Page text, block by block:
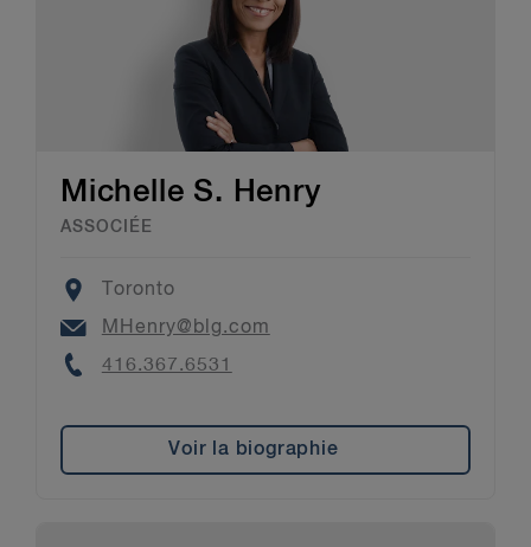
Michelle S. Henry
ASSOCIÉE
Location
Toronto
Email
MHenry@blg.com
Phone
416.367.6531
Voir la biographie